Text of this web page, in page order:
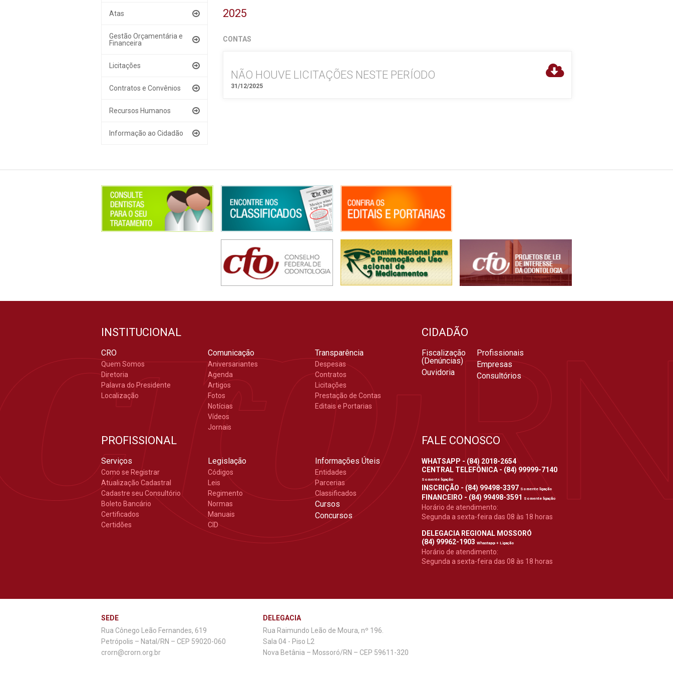
Atas
Gestão Orçamentária e
Financeira
Licitações
Contratos e Convênios
Recursos Humanos
Informação ao Cidadão
2025
CONTAS
NÃO HOUVE LICITAÇÕES NESTE PERÍODO
31/12/2025
INSTITUCIONAL
CRO
Quem Somos
Diretoria
Palavra do Presidente
Localização
Comunicação
Aniversariantes
Agenda
Artigos
Fotos
Notícias
Vídeos
Jornais
Transparência
Despesas
Contratos
Licitações
Prestação de Contas
Editais e Portarias
CIDADÃO
Fiscalização
(Denúncias)
Ouvidoria
Profissionais
Empresas
Consultórios
PROFISSIONAL
Serviços
Como se Registrar
Atualização Cadastral
Cadastre seu Consultório
Boleto Bancário
Certificados
Certidões
Legislação
Códigos
Leis
Regimento
Normas
Manuais
CID
Informações Úteis
Entidades
Parcerias
Classificados
Cursos
Concursos
FALE CONOSCO
WHATSAPP - (84) 2018-2654
CENTRAL TELEFÔNICA - (84) 99999-7140
Somente ligação
INSCRIÇÃO - (84) 99498-3397 Somente ligação
FINANCEIRO - (84) 99498-3591 Somente ligação
Horário de atendimento:
Segunda a sexta-feira das 08 às 18 horas
DELEGACIA REGIONAL MOSSORÓ
(84) 99962-1903 Whastapp + Ligação
Horário de atendimento:
Segunda a sexta-feira das 08 às 18 horas
SEDE
Rua Cônego Leão Fernandes, 619
Petrópolis – Natal/RN – CEP 59020-060
crorn@crorn.org.br
DELEGACIA
Rua Raimundo Leão de Moura, nº 196.
Sala 04 - Piso L2
Nova Betânia – Mossoró/RN – CEP 59611-320